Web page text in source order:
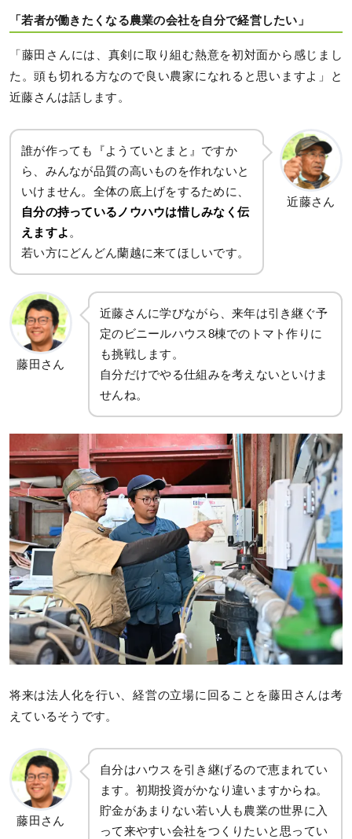
「若者が働きたくなる農業の会社を自分で経営したい」
「藤田さんには、真剣に取り組む熱意を初対面から感じまし
た。頭も切れる方なので良い農家になれると思いますよ」と
近藤さんは話します。
誰が作っても『ようていとまと』ですか
ら、みんなが品質の高いものを作れないと
いけません。全体の底上げをするために、
自分の持っているノウハウは惜しみなく伝
えますよ 。
若い方にどんどん蘭越に来てほしいです。
近藤さん
藤田さん
近藤さんに学びながら、来年は引き継ぐ予
定のビニールハウス8棟でのトマト作りに
も挑戦します。
自分だけでやる仕組みを考えないといけま
せんね。
将来は法人化を行い、経営の立場に回ることを藤田さんは考
えているそうです。
藤田さん
自分はハウスを引き継げるので恵まれてい
ます。初期投資がかなり違いますからね。
貯金があまりない若い人も農業の世界に入
って来やすい会社をつくりたいと思ってい